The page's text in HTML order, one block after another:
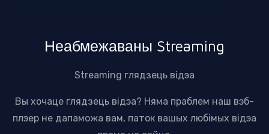
Неабмежаваны Streaming
Streaming глядзець відэа
Вы хочаце глядзець відэа? Няма праблем наш вэб-
плэер не дапаможа вам, паток вашых любімых відэа